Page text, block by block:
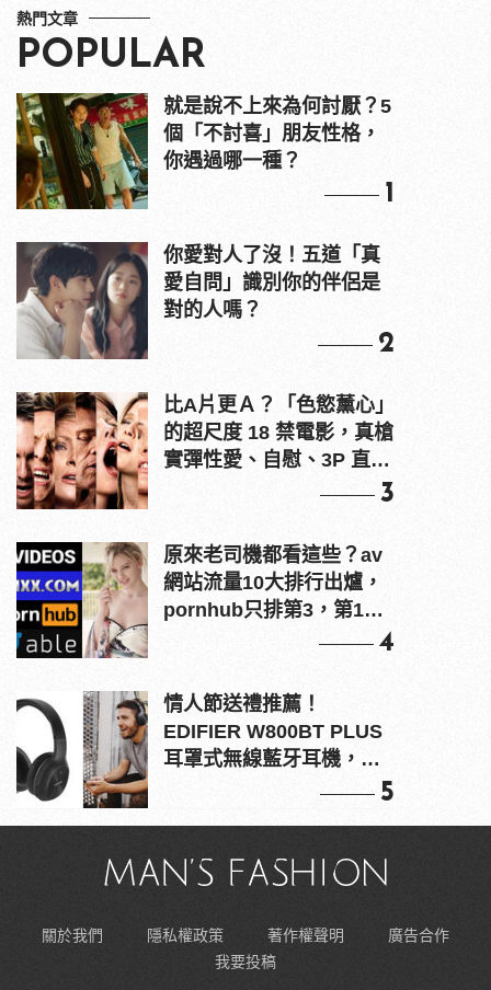
熱門文章
POPULAR
就是說不上來為何討厭？5
個「不討喜」朋友性格，
你遇過哪一種？
1
你愛對人了沒！五道「真
愛自問」識別你的伴侶是
對的人嗎？
2
比A片更Ａ？「色慾薰心」
的超尺度 18 禁電影，真槍
實彈性愛、自慰、3P 直接
3
原來老司機都看這些？av
網站流量10大排行出爐，
pornhub只排第3，第1名
4
情人節送禮推薦！
EDIFIER W800BT PLUS
耳罩式無線藍牙耳機，在
5
關於我們 隱私權政策 著作權聲明
廣告合作
我要投稿